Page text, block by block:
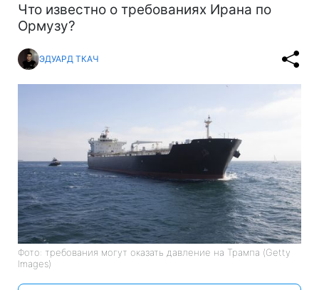
Что известно о требованиях Ирана по
Ормузу?
ЭДУАРД ТКАЧ
Фото: требования могут оказать давление на Трампа (Getty
Images)